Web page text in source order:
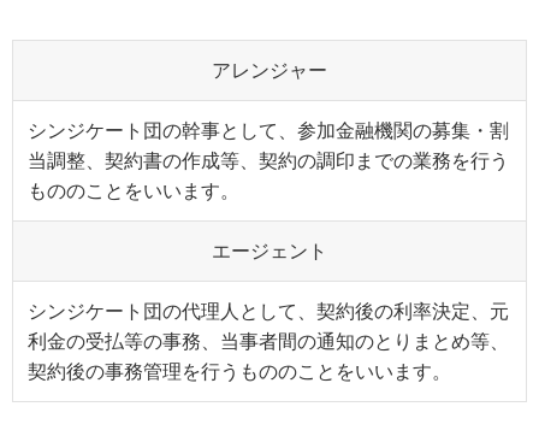
アレンジャー
シンジケート団の幹事として、参加金融機関の募集・割
当調整、契約書の作成等、契約の調印までの業務を行う
もののことをいいます。
エージェント
シンジケート団の代理人として、契約後の利率決定、元
利金の受払等の事務、当事者間の通知のとりまとめ等、
契約後の事務管理を行うもののことをいいます。